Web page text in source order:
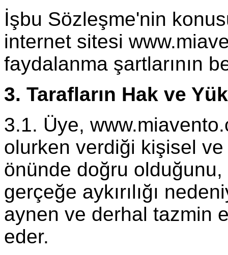
İşbu Sözleşme'nin
internet sitesi
faydalanma şartlarının
3. Tarafların Hak ve
3.1. Üye,
olurken verdiği kişisel
önünde doğru
gerçeğe aykırılığı
aynen ve derhal tazmin
eder.